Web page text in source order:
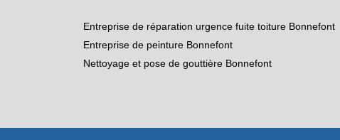
Entreprise de réparation urgence fuite toiture Bonnefont
Entreprise de peinture Bonnefont
Nettoyage et pose de gouttière Bonnefont